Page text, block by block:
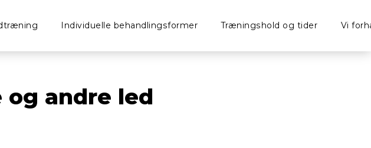
Individuelle behandlingsformer Træningshold og tider Vi
andre led